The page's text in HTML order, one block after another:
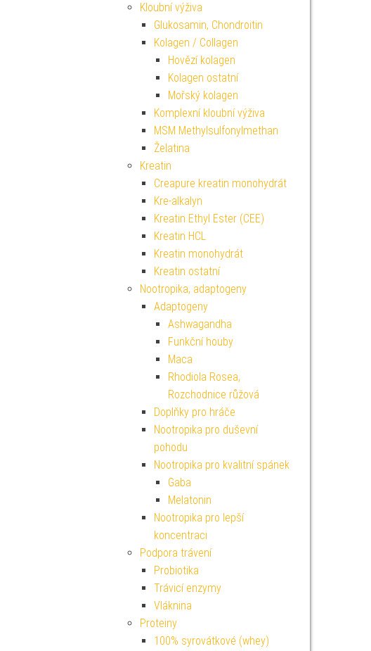
Kloubní výživa
Glukosamin, Chondroitin
Kolagen / Collagen
Hovězí kolagen
Kolagen ostatní
Mořský kolagen
Komplexní kloubní výživa
MSM Methylsulfonylmethan
Želatina
Kreatin
Creapure kreatin monohydrát
Kre-alkalyn
Kreatin Ethyl Ester (CEE)
Kreatin HCL
Kreatin monohydrát
Kreatin ostatní
Nootropika, adaptogeny
Adaptogeny
Ashwagandha
Funkční houby
Maca
Rhodiola Rosea,
Rozchodnice růžová
Doplňky pro hráče
Nootropika pro duševní
pohodu
Nootropika pro kvalitní spánek
Gaba
Melatonin
Nootropika pro lepší
koncentraci
Podpora trávení
Probiotika
Trávicí enzymy
Vláknina
Proteiny
100% syrovátkové (whey)